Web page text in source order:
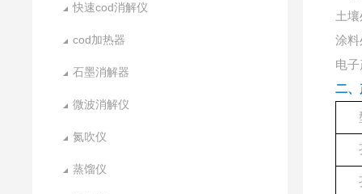
快速cod消解仪
cod加热器
石墨消解器
微波消解仪
氮吹仪
蒸馏仪
土
涂
电
二、